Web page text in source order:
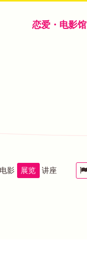
恋爱・电影馆
电影 展览 讲座